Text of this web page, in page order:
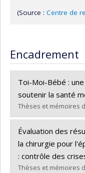
(Source : Centre de
Encadrement
Toi-Moi-Bébé :
soutenir la santé
Thèses et mémoires
Diplômé(e) :
Cycle :Doctorat
Diplôme obtenu :
Lien vers le
Évaluation des
la chirurgie pour
: contrôle des
Thèses et mémoires